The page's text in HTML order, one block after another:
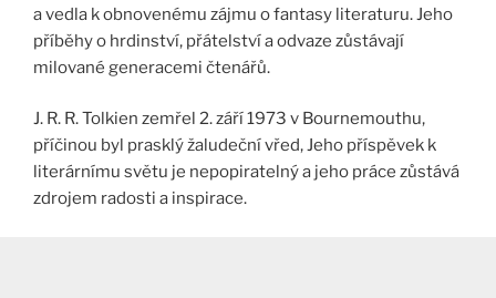
a vedla k obnovenému zájmu o fantasy literaturu. Jeho
příběhy o hrdinství, přátelství a odvaze zůstávají
milované generacemi čtenářů.
J. R. R. Tolkien zemřel 2. září 1973 v Bournemouthu,
příčinou byl prasklý žaludeční vřed, Jeho příspěvek k
literárnímu světu je nepopiratelný a jeho práce zůstává
zdrojem radosti a inspirace.